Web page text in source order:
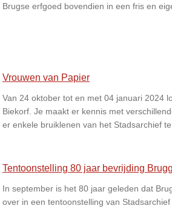
Brugse erfgoed bovendien in een fris en
Vrouwen van Papier
Van 24 oktober tot en met 04 januari 2024
Biekorf. Je maakt er kennis met
er enkele bruiklenen van het Stadsarchief
Tentoonstelling 80 jaar bevrijding
In september is het 80 jaar geleden dat
over in een tentoonstelling van